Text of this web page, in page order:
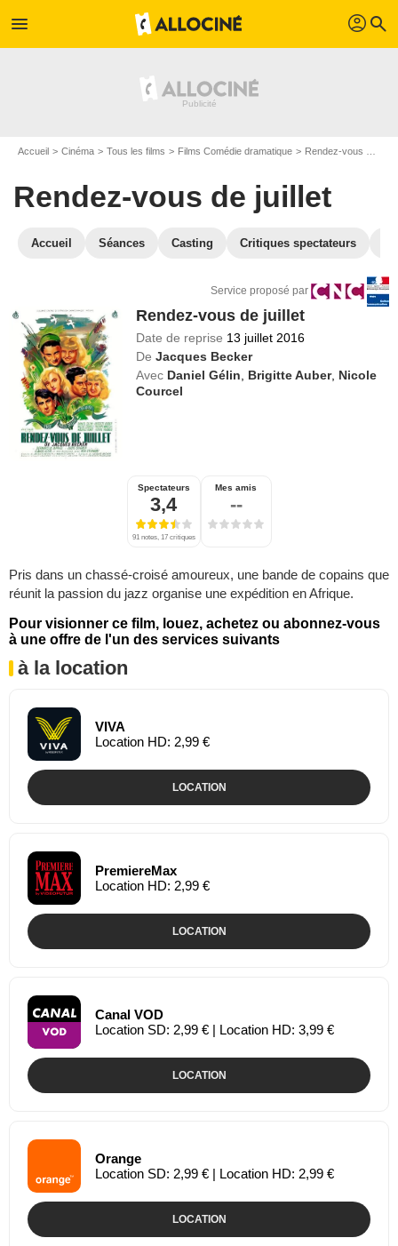
menu profil search
Accueil Cinéma Tous les films Films Comédie dramatique Rendez-vous de juillet
Rendez-vous de juillet
Accueil Séances Casting Critiques spectateurs
Service proposé par
Rendez-vous de juillet
Date de reprise 13 juillet 2016
De Jacques Becker
Avec Daniel Gélin Brigitte Auber, Nicole
Courcel
Spectateurs
3,4
91 notes, 17 critiques
Mes amis
--
Pris dans un chassé-croisé amoureux, une bande de copains que
réunit la passion du jazz organise une expédition en Afrique.
Pour visionner ce film, louez, achetez ou abonnez-vous
à une offre de l'un des services suivants
à la location
VIVA
Location HD: 2,99 €
LOCATION
PremiereMax
Location HD: 2,99 €
LOCATION
Canal VOD
Location SD: 2,99 € | Location HD: 3,99 €
LOCATION
Orange
Location SD: 2,99 € | Location HD: 2,99 €
LOCATION